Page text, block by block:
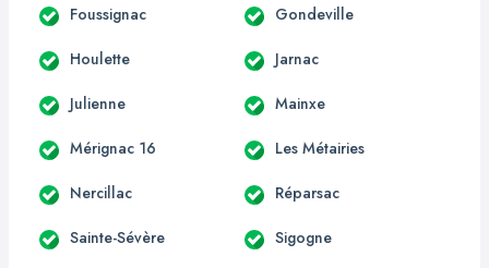
Foussignac Gondeville
Houlette Jarnac
Julienne Mainxe
Mérignac 16 Les Métairies
Nercillac Réparsac
Sainte-Sévère Sigogne